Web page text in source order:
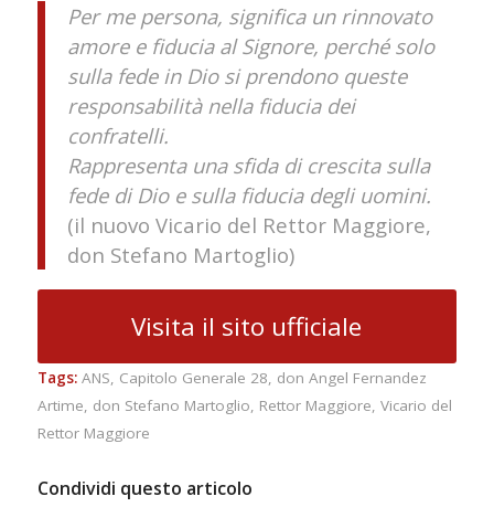
Per me persona, significa un rinnovato
amore e fiducia al Signore, perché solo
sulla fede in Dio si prendono queste
responsabilità nella fiducia dei
confratelli.
Rappresenta una sfida di crescita sulla
fede di Dio e sulla fiducia degli uomini.
(il nuovo Vicario del Rettor Maggiore,
don Stefano Martoglio)
Visita il sito ufficiale
Tags: ANS, Capitolo Generale 28, don Angel Fernandez
Artime, don Stefano Martoglio, Rettor Maggiore, Vicario del
Rettor Maggiore
Condividi questo articolo